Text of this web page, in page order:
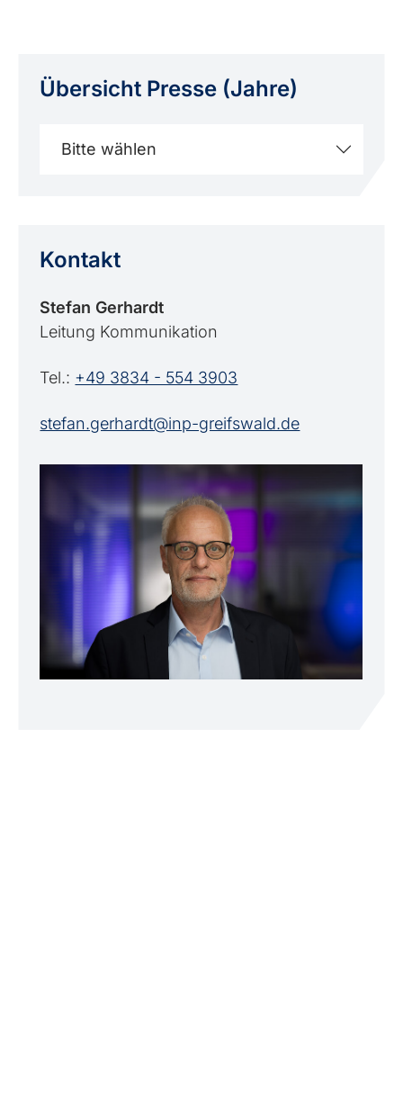
Übersicht Presse (Jahre)
Bitte wählen
Kontakt
Stefan Gerhardt
Leitung Kommunikation
Tel.: +49 3834 - 554 3903
stefan.gerhardt@inp-greifswald.de